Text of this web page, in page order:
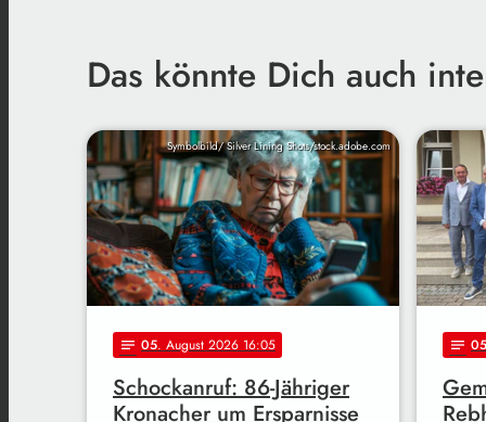
Das könnte Dich auch
Symbolbild/ Silver Lining Shots/stock.adobe.com
notes 05. August 2026 16:05
Schockanruf: 86-Jähriger
Kronacher um Ersparnisse
notes 05